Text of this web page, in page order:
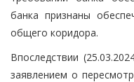
банка признаны
общего коридора.
Впоследствии
заявлением о